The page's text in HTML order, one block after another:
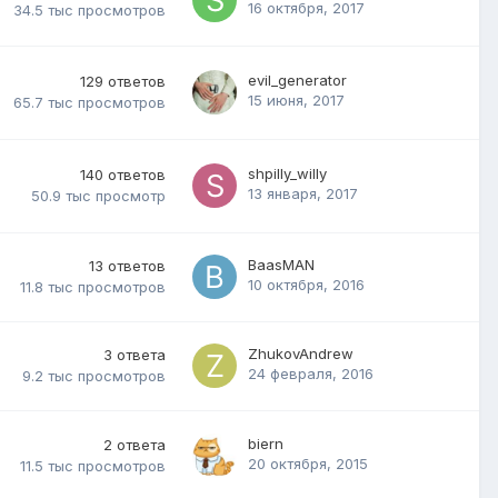
34.5 тыс просмотров
16 октября, 2017
129 ответов
65.7 тыс просмотров
evil_generator
15 июня, 2017
140 ответов
50.9 тыс просмотр
shpilly_willy
13 января, 2017
13 ответов
11.8 тыс просмотров
BaasMAN
10 октября, 2016
3 ответа
9.2 тыс просмотров
ZhukovAndrew
24 февраля, 2016
2 ответа
11.5 тыс просмотров
biern
20 октября, 2015